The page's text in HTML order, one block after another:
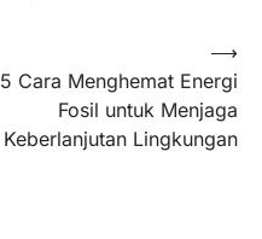
5 Cara Menghemat Energi
Fosil untuk Menjaga
Keberlanjutan Lingkungan
⟶